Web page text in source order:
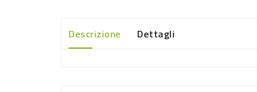
Descrizione Dettagli